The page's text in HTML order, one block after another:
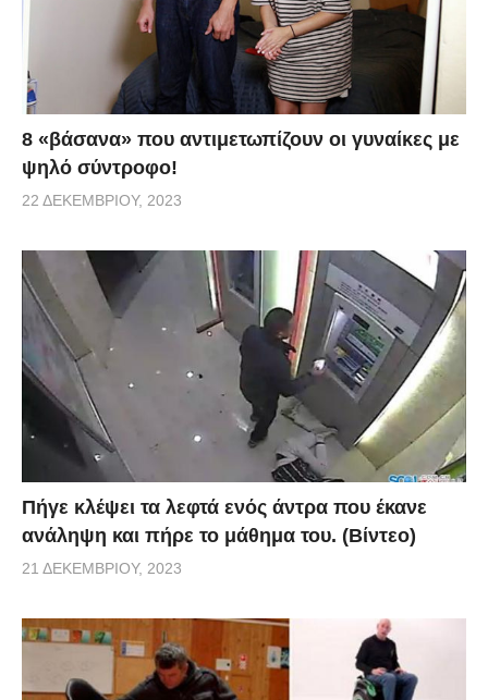
8 «βάσανα» που αντιμετωπίζουν οι γυναίκες με
ψηλό σύντροφο!
22 ΔΕΚΕΜΒΡΊΟΥ, 2023
Πήγε κλέψει τα λεφτά ενός άντρα που έκανε
ανάληψη και πήρε το μάθημα του. (Βίντεο)
21 ΔΕΚΕΜΒΡΊΟΥ, 2023